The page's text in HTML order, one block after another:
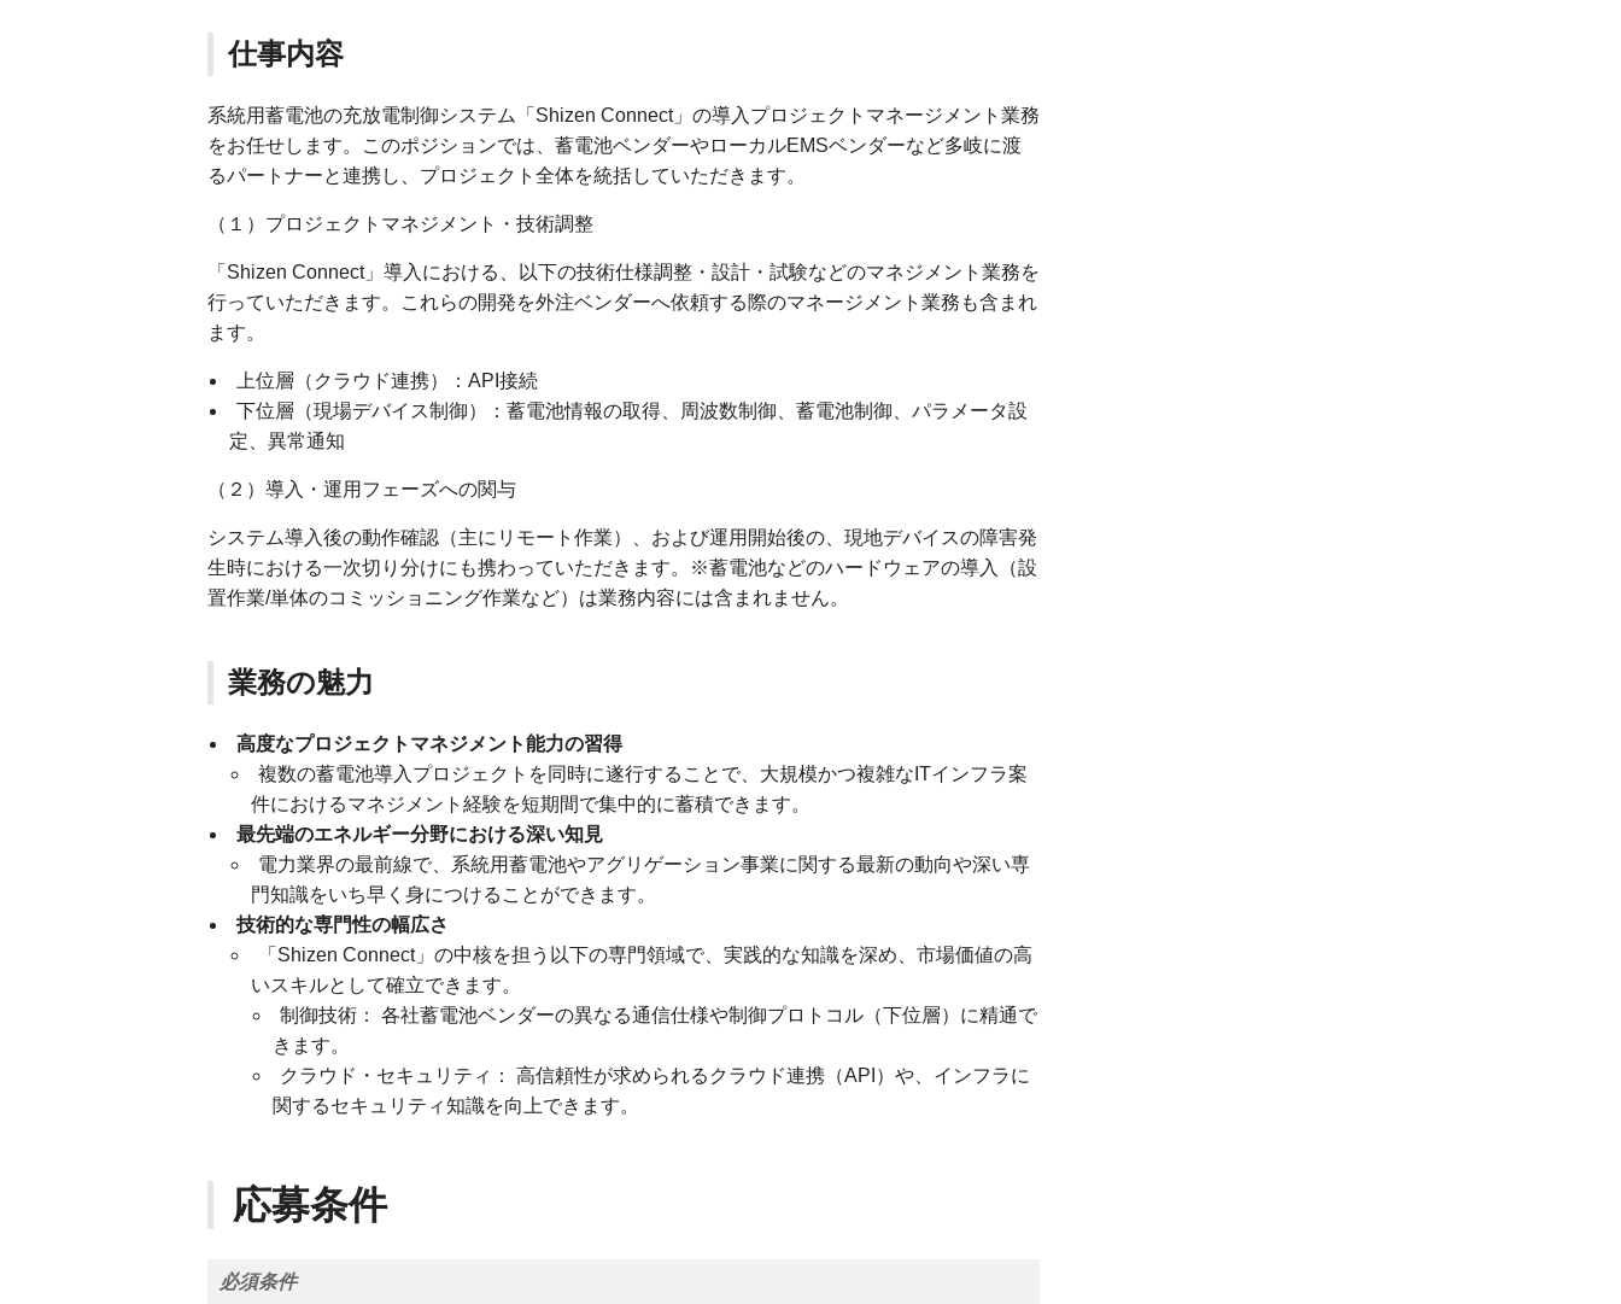
仕事内容
系統用蓄電池の充放電制御システム「Shizen Connect」の導入プロジェクトマネージメント業務
をお任せします。このポジションでは、蓄電池ベンダーやローカルEMSベンダーなど多岐に渡
るパートナーと連携し、プロジェクト全体を統括していただきます。
（１）プロジェクトマネジメント・技術調整
「Shizen Connect」導入における、以下の技術仕様調整・設計・試験などのマネジメント業務を
行っていただきます。これらの開発を外注ベンダーへ依頼する際のマネージメント業務も含まれ
ます。
上位層（クラウド連携）：API接続
下位層（現場デバイス制御）：蓄電池情報の取得、周波数制御、蓄電池制御、パラメータ設
定、異常通知
（２）導入・運用フェーズへの関与
システム導入後の動作確認（主にリモート作業）、および運用開始後の、現地デバイスの障害発
生時における一次切り分けにも携わっていただきます。※蓄電池などのハードウェアの導入（設
置作業/単体のコミッショニング作業など）は業務内容には含まれません。
業務の魅力
高度なプロジェクトマネジメント能力の習得
複数の蓄電池導入プロジェクトを同時に遂行することで、大規模かつ複雑なITインフラ案
件におけるマネジメント経験を短期間で集中的に蓄積できます。
最先端のエネルギー分野における深い知見
電力業界の最前線で、系統用蓄電池やアグリゲーション事業に関する最新の動向や深い専
門知識をいち早く身につけることができます。
技術的な専門性の幅広さ
「Shizen Connect」の中核を担う以下の専門領域で、実践的な知識を深め、市場価値の高
いスキルとして確立できます。
制御技術： 各社蓄電池ベンダーの異なる通信仕様や制御プロトコル（下位層）に精通で
きます。
クラウド・セキュリティ： 高信頼性が求められるクラウド連携（API）や、インフラに
関するセキュリティ知識を向上できます。
応募条件
必須条件